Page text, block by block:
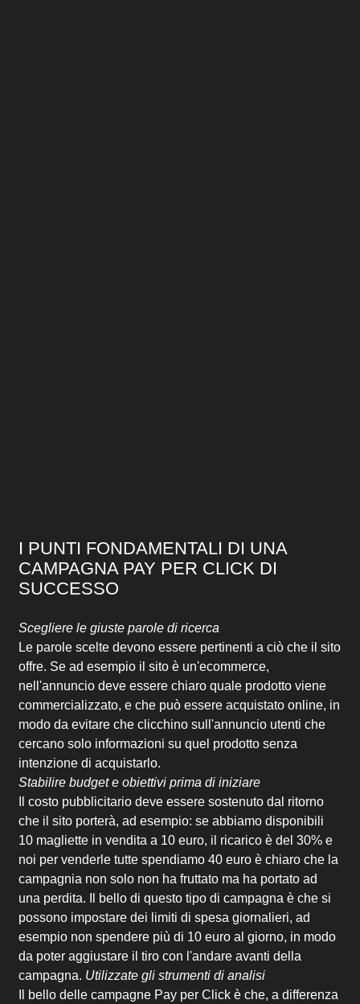
I PUNTI FONDAMENTALI DI UNA
CAMPAGNA PAY PER CLICK DI
SUCCESSO
Scegliere le giuste parole di ricerca
Le parole scelte devono essere pertinenti a ciò che il sito
offre. Se ad esempio il sito è un'ecommerce,
nell'annuncio deve essere chiaro quale prodotto viene
commercializzato, e che può essere acquistato online, in
modo da evitare che clicchino sull'annuncio utenti che
cercano solo informazioni su quel prodotto senza
intenzione di acquistarlo.
Stabilire budget e obiettivi prima di iniziare
Il costo pubblicitario deve essere sostenuto dal ritorno
che il sito porterà, ad esempio: se abbiamo disponibili
10 magliette in vendita a 10 euro, il ricarico è del 30% e
noi per venderle tutte spendiamo 40 euro è chiaro che la
campagnia non solo non ha fruttato ma ha portato ad
una perdita. Il bello di questo tipo di campagna è che si
possono impostare dei limiti di spesa giornalieri, ad
esempio non spendere più di 10 euro al giorno, in modo
da poter aggiustare il tiro con l'andare avanti della
campagna. Utilizzate gli strumenti di analisi
Il bello delle campagne Pay per Click è che, a differenza